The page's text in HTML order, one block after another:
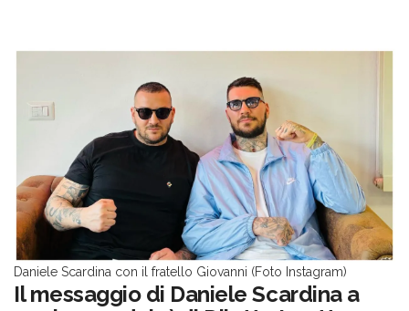
Daniele Scardina con il fratello Giovanni (Foto Instagram)
Il messaggio di Daniele Scardina a